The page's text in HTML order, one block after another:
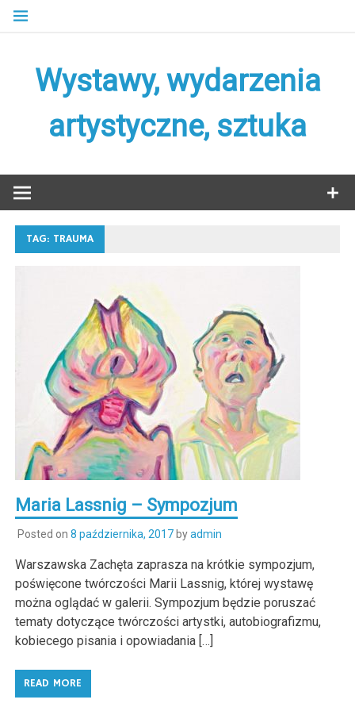
Skip
Wystawy, wydarzenia
artystyczne, sztuka
TAG: TRAUMA
Maria Lassnig – Sympozjum
Posted on 8 października, 2017byadmin
Warszawska Zachęta zaprasza na krótkie sympozjum,
poświęcone twórczości Marii Lassnig, której wystawę
można oglądać w galerii. Sympozjum będzie poruszać
tematy dotyczące twórczości artystki, autobiografizmu,
kobiecego pisania i opowiadania […]
READ MORE